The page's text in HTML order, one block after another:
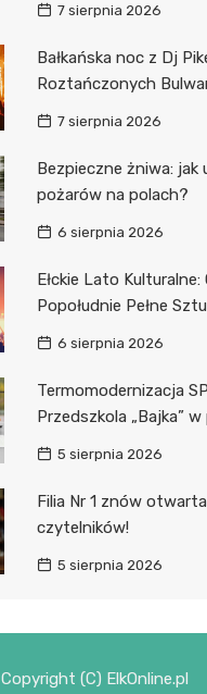
7 sierpnia 2026
Bałkańska noc z Dj
Roztańczonych
7 sierpnia 2026
Bezpieczne żniwa: jak
pożarów na polach?
6 sierpnia 2026
Ełckie Lato
Popołudnie Pełne
6 sierpnia 2026
Termomodernizacja
Przedszkola „Bajka”
5 sierpnia 2026
Filia Nr 1 znów
czytelników!
5 sierpnia 2026
Copyright (C) ElkOnline.pl